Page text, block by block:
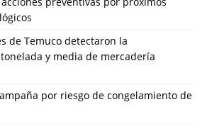
de Temuco detectaron la
y media de mercadería
por riesgo de congelamiento de